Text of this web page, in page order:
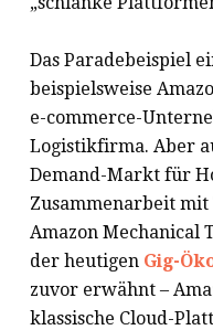
Das Paradebeispiel
beispielsweise
e-commerce-
Logistikfirma. Aber
Demand-Markt für
Zusammenarbeit
Amazon Mechanical
der heutigen Gig-
zuvor erwähnt –
klassische Cloud-